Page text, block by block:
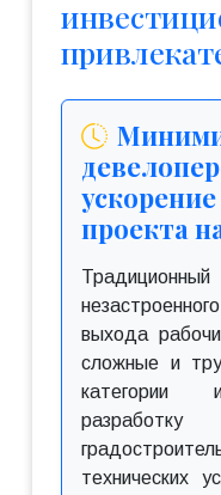
проекта
выхода
сложные и
категории
технических